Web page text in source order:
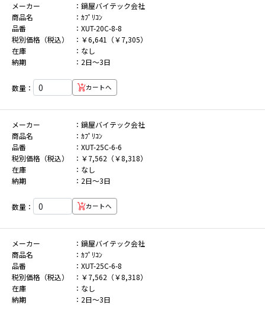
メーカー
鍋屋バイテック会社
商品名
ｶﾌﾟﾘｺﾝ
品番
XUT-20C-8-8
税別価格（税込）
￥6,641（￥7,305）
在庫
なし
納期
2日～3日
数量： カートへ
メーカー
鍋屋バイテック会社
商品名
ｶﾌﾟﾘｺﾝ
品番
XUT-25C-6-6
税別価格（税込）
￥7,562（￥8,318）
在庫
なし
納期
2日～3日
数量： カートへ
メーカー
鍋屋バイテック会社
商品名
ｶﾌﾟﾘｺﾝ
品番
XUT-25C-6-8
税別価格（税込）
￥7,562（￥8,318）
在庫
なし
納期
2日～3日